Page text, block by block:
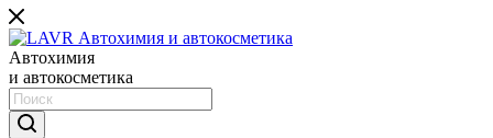
Автохимия
и автокосметика